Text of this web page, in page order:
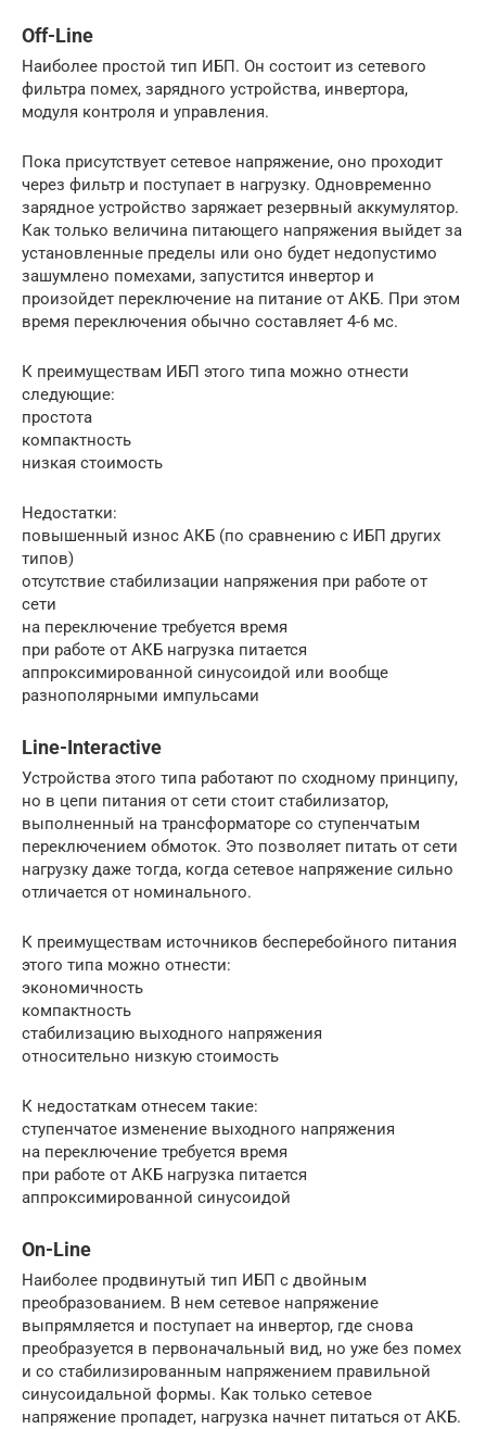
Off-Line
Наиболее простой тип ИБП. Он состоит из сетевого
фильтра помех, зарядного устройства, инвертора,
модуля контроля и управления.
Пока присутствует сетевое напряжение, оно проходит
через фильтр и поступает в нагрузку. Одновременно
зарядное устройство заряжает резервный аккумулятор.
Как только величина питающего напряжения выйдет за
установленные пределы или оно будет недопустимо
зашумлено помехами, запустится инвертор и
произойдет переключение на питание от АКБ. При этом
время переключения обычно составляет 4-6 мс.
К преимуществам ИБП этого типа можно отнести
следующие:
простота
компактность
низкая стоимость
Недостатки:
повышенный износ АКБ (по сравнению с ИБП других
типов)
отсутствие стабилизации напряжения при работе от
сети
на переключение требуется время
при работе от АКБ нагрузка питается
аппроксимированной синусоидой или вообще
разнополярными импульсами
Line-Interactive
Устройства этого типа работают по сходному принципу,
но в цепи питания от сети стоит стабилизатор,
выполненный на трансформаторе со ступенчатым
переключением обмоток. Это позволяет питать от сети
нагрузку даже тогда, когда сетевое напряжение сильно
отличается от номинального.
К преимуществам источников бесперебойного питания
этого типа можно отнести:
экономичность
компактность
стабилизацию выходного напряжения
относительно низкую стоимость
К недостаткам отнесем такие:
ступенчатое изменение выходного напряжения
на переключение требуется время
при работе от АКБ нагрузка питается
аппроксимированной синусоидой
On-Line
Наиболее продвинутый тип ИБП с двойным
преобразованием. В нем сетевое напряжение
выпрямляется и поступает на инвертор, где снова
преобразуется в первоначальный вид, но уже без помех
и со стабилизированным напряжением правильной
синусоидальной формы. Как только сетевое
напряжение пропадет, нагрузка начнет питаться от АКБ.